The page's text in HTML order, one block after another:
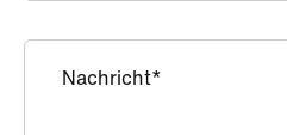
Nachricht